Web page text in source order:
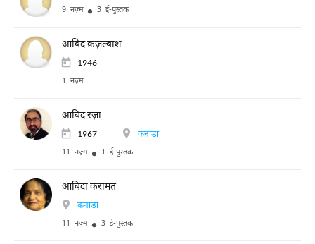
9 नज़्म 3 ई-पुस्तक
आबिद क़ज़ल्बाश
1946
1 नज़्म
आबिद रज़ा
1967 कनाडा
11 नज़्म 1 ई-पुस्तक
आबिदा करामत
कनाडा
11 नज़्म 3 ई-पुस्तक